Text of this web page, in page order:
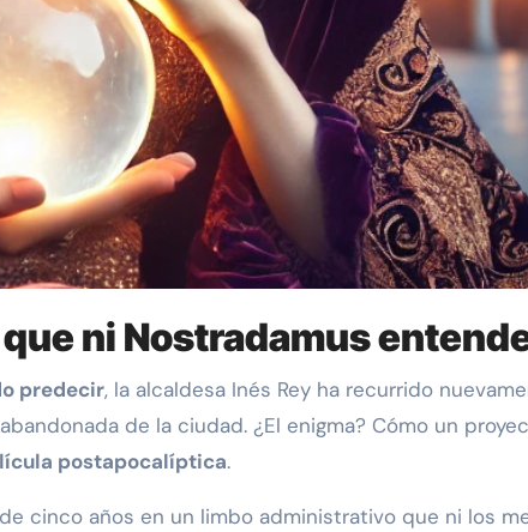
ni Nostradamus
predecir, la alcaldesa Inés Rey ha recurrido
de la ciudad. ¿El enigma? Cómo un
postapocalíptica.
cinco años en un limbo administrativo que ni los